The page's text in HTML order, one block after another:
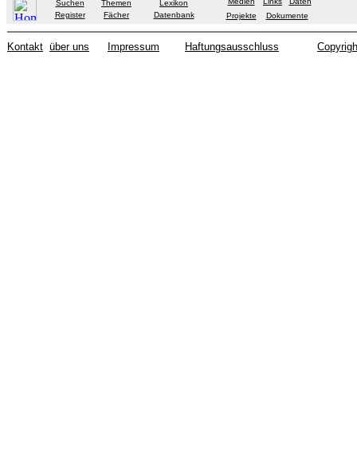
Suchen Themen
Lexikon
Register
Fächer Datenbank
Projekte
Dokumente
Kontakt über uns Impressum Haftungsausschluss